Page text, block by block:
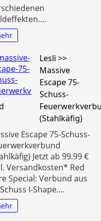
Lesli >>
Massive
Escape 75-
Schuss-
(Stahlkäfig)
Escape 75-Schuss-
Jetzt ab 99.99 €
Versandkosten* Red
Special: Verbund aus
I-Shape.…